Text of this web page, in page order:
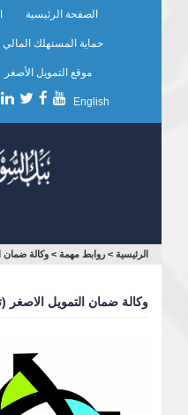
الصفحة الرئيسية
حماية المستهلك المالي
موقع التمويل الأصغر
English
أنت
هنا
الرئيسية > روابط مهمة > وكالة ضمان
وكالة ضمان التمويل الاصغر